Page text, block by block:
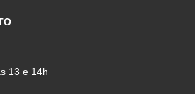
13 e 14h